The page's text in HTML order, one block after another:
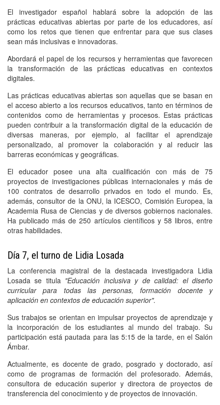
El investigador español hablará sobre la adopción de las
prácticas educativas abiertas por parte de los educadores, así
como los retos que tienen que enfrentar para que sus clases
sean más inclusivas e innovadoras.
Abordará el papel de los recursos y herramientas que favorecen
la transformación de las prácticas educativas en contextos
digitales.
Las prácticas educativas abiertas son aquellas que se basan en
el acceso abierto a los recursos educativos, tanto en términos de
contenidos como de herramientas y procesos. Estas prácticas
pueden contribuir a la transformación digital de la educación de
diversas maneras, por ejemplo, al facilitar el aprendizaje
personalizado, al promover la colaboración y al reducir las
barreras económicas y geográficas.
El educador posee una alta cualificación con más de 75
proyectos de investigaciones públicas internacionales y más de
100 contratos de desarrollo privados en todo el mundo. Es,
además, consultor de la ONU, la ICESCO, Comisión Europea, la
Academia Rusa de Ciencias y de diversos gobiernos nacionales.
Ha publicado más de 250 artículos científicos y 58 libros, entre
otras habilidades.
Día 7, el turno de Lidia Losada
La conferencia magistral de la destacada investigadora Lidia
Losada se titula "Educación inclusiva y de calidad: el diseño
curricular para todas las personas, formación docente y
aplicación en contextos de educación superior".
Sus trabajos se orientan en impulsar proyectos de aprendizaje y
la incorporación de los estudiantes al mundo del trabajo. Su
participación está pautada para las 5:15 de la tarde, en el Salón
Ámbar.
Actualmente, es docente de grado, posgrado y doctorado, así
como de programas de formación del profesorado. Además,
consultora de educación superior y directora de proyectos de
transferencia del conocimiento y de proyectos de innovación.